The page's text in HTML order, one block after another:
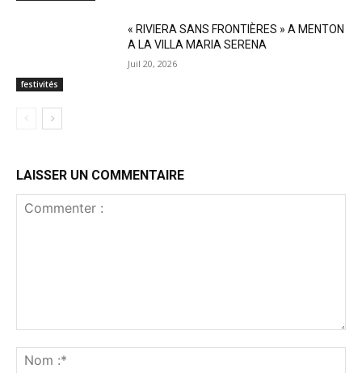
festivités
« RIVIERA SANS FRONTIÈRES » A MENTON
A LA VILLA MARIA SERENA
Juil 20, 2026
LAISSER UN COMMENTAIRE